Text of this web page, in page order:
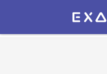
Экзамер — ЕГЭ